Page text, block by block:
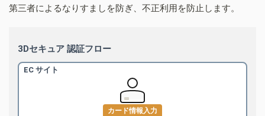
第三者によるなりすましを防ぎ、不正利用を防止します。
3Dセキュア 認証フロー
EC サイト
カード情報入力